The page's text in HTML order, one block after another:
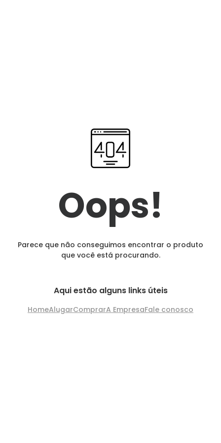
Oops!
Parece que não conseguimos encontrar o produto
que você está procurando.
Aqui estão alguns links úteis
HomeAlugarComprarA EmpresaFale conosco